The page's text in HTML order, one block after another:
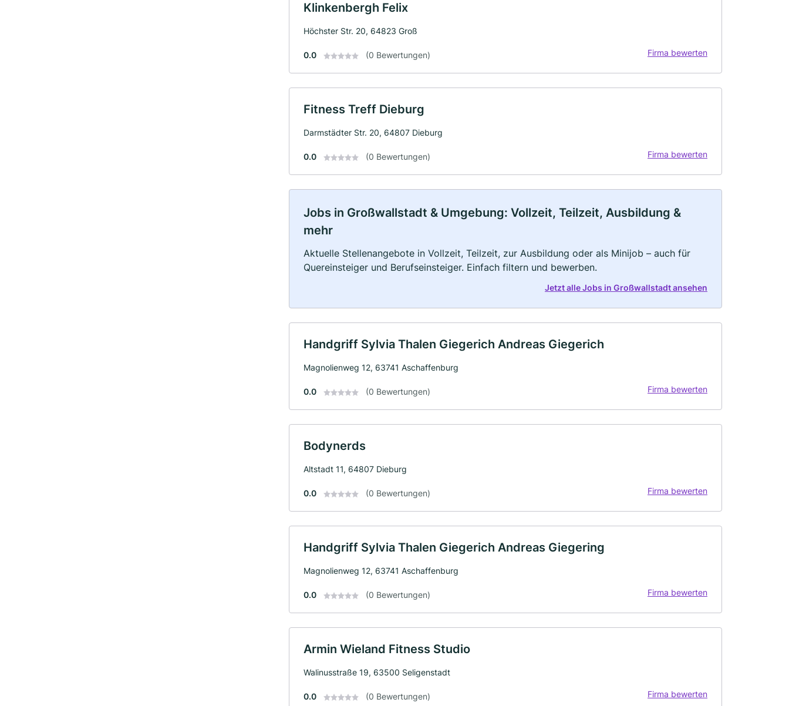
Klinkenbergh Felix
Höchster Str. 20, 64823 Groß
0.0 (0 Bewertungen) Firma bewerten
Fitness Treff Dieburg
Darmstädter Str. 20, 64807 Dieburg
0.0 (0 Bewertungen) Firma bewerten
Jobs in Großwallstadt & Umgebung: Vollzeit, Teilzeit, Ausbildung &
mehr
Aktuelle Stellenangebote in Vollzeit, Teilzeit, zur Ausbildung oder als Minijob – auch für
Quereinsteiger und Berufseinsteiger. Einfach filtern und bewerben.
Jetzt alle Jobs in Großwallstadt ansehen
Handgriff Sylvia Thalen Giegerich Andreas Giegerich
Magnolienweg 12, 63741 Aschaffenburg
0.0 (0 Bewertungen) Firma bewerten
Bodynerds
Altstadt 11, 64807 Dieburg
0.0 (0 Bewertungen) Firma bewerten
Handgriff Sylvia Thalen Giegerich Andreas Giegering
Magnolienweg 12, 63741 Aschaffenburg
0.0 (0 Bewertungen) Firma bewerten
Armin Wieland Fitness Studio
Walinusstraße 19, 63500 Seligenstadt
0.0 (0 Bewertungen) Firma bewerten